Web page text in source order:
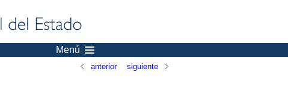
Menú
anterior siguiente